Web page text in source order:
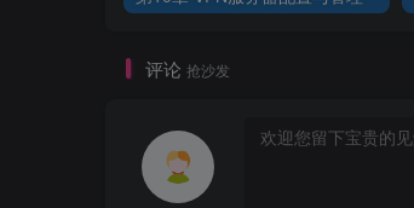
评论 抢沙发